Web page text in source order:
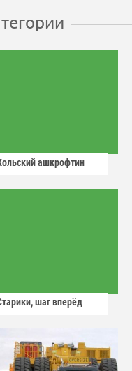
ашкрофтин
шаг вперёд